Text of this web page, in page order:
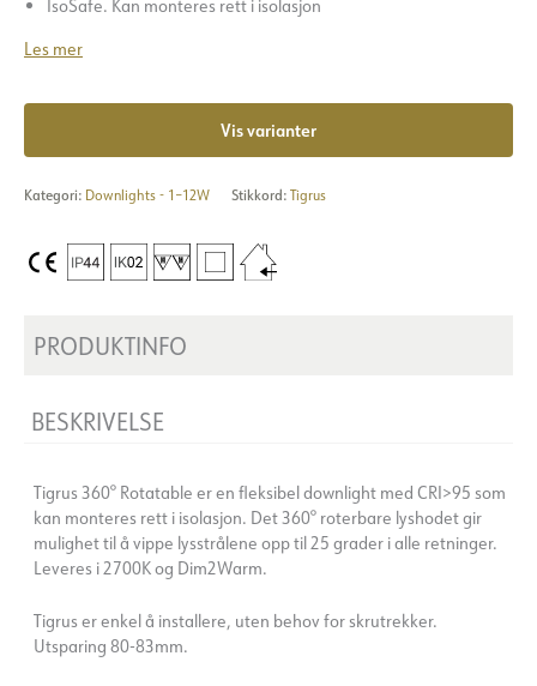
IsoSafe. Kan monteres rett i isolasjon
Les mer
Vis varianter
Kategori: Downlights - 1–12W Stikkord: Tigrus
PRODUKTINFO
BESKRIVELSE
Tigrus 360° Rotatable er en fleksibel downlight med CRI>95 som
kan monteres rett i isolasjon. Det 360° roterbare lyshodet gir
mulighet til å vippe lysstrålene opp til 25 grader i alle retninger.
Leveres i 2700K og Dim2Warm.
Tigrus er enkel å installere, uten behov for skrutrekker.
Utsparing 80-83mm.